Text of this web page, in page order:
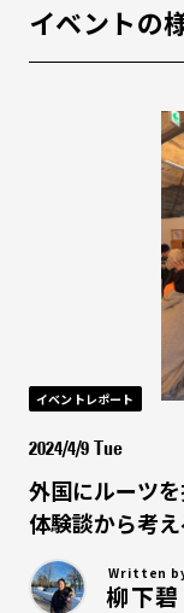
イベントの
イベントレポート
2024/4/9 Tue
外国にルーツ
体験談から考
Written
柳下碧